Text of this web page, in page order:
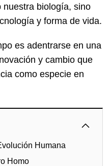
nuestra biología, sino
y forma de vida.
es adentrarse en una
y cambio que
como especie en
Humana
Homo